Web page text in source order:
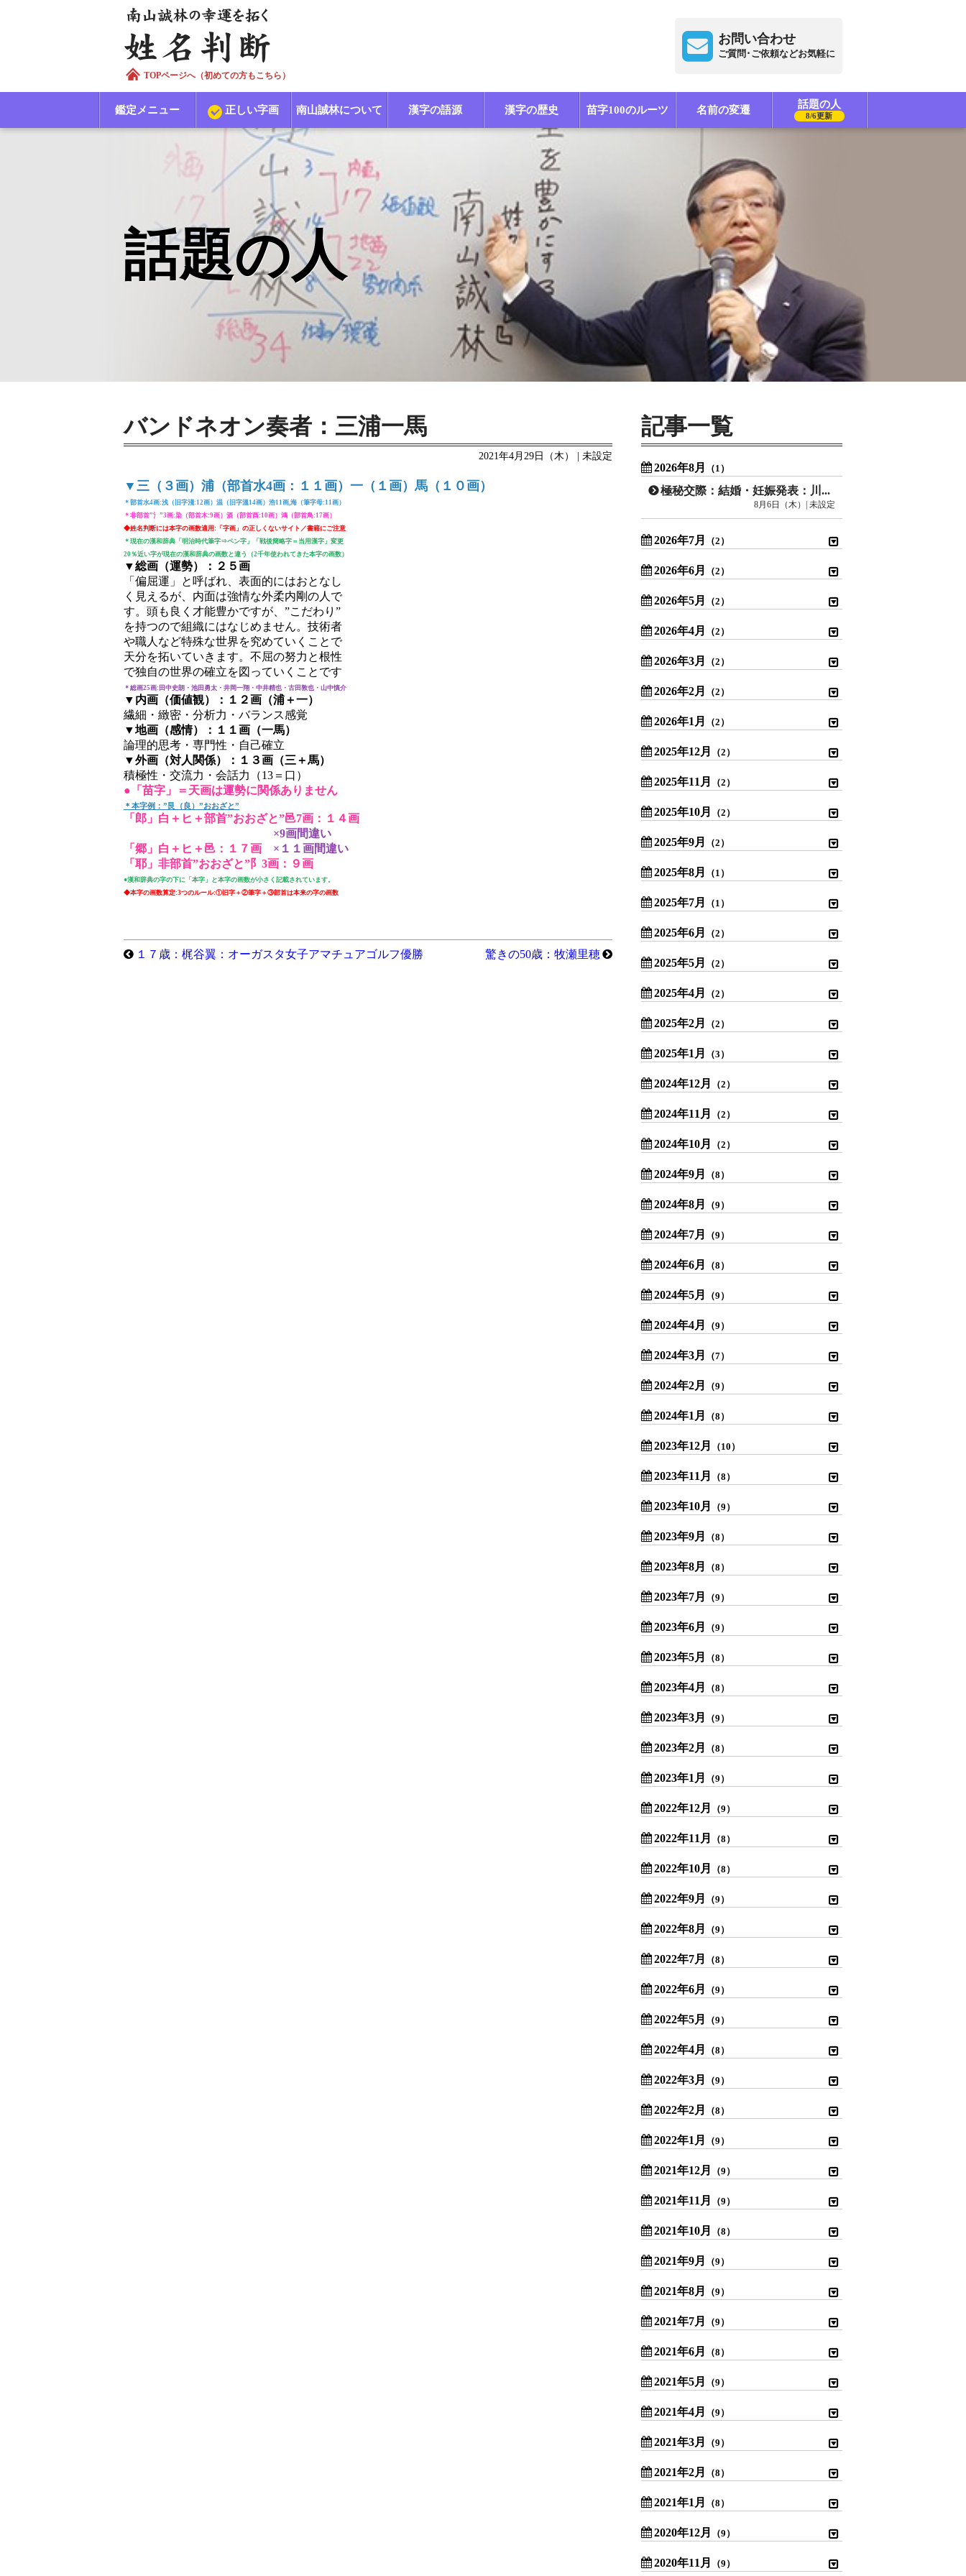
TOPページへ（初めての方もこちら）
お問い合わせ
ご質問･ご依頼などお気軽に
鑑定メニュー 正しい字画 南山誠林について 漢字の語源 漢字の歴史 苗字100のルーツ 名前の変遷 話題の人
8/6更新
話題の人
バンドネオン奏者：三浦一馬
2021年4月29日（木） | 未設定
▼三（３画）浦（部首水4画：１１画）一（１画）馬（１０画）
＊部首水4画:浅（旧字淺:12画）温（旧字溫14画）浩11画,海（筆字母:11画）
＊非部首”氵”3画:染（部首木:9画）酒（部首酉:10画）鴻（部首鳥:17画）
◆姓名判断には本字の画数適用:「字画」の正しくないサイト／書籍にご注意
＊現在の漢和辞典「明治時代筆字⇒ペン字」「戦後簡略字＝当用漢字」変更
20％近い字が現在の漢和辞典の画数と違う（2千年使われてきた本字の画数）
▼総画（運勢）：２５画
「偏屈運」と呼ばれ、表面的にはおとなし
く見えるが、内面は強情な外柔内剛の人で
す。頭も良く才能豊かですが、”こだわり”
を持つので組織にはなじめません。技術者
や職人など特殊な世界を究めていくことで
天分を拓いていきます。不屈の努力と根性
で独自の世界の確立を図っていくことです
＊総画25画:田中史朗・池田勇太・井岡一翔・中井精也・古田敦也・山中慎介
▼内画（価値観）：１２画（浦＋一）
繊細・緻密・分析力・バランス感覚
▼地画（感情）：１１画（一馬）
論理的思考・専門性・自己確立
▼外画（対人関係）：１３画（三＋馬）
積極性・交流力・会話力（13＝口）
●「苗字」＝天画は運勢に関係ありません
＊本字例：”艮（良）”おおざと”
「郎」白＋ヒ＋部首”おおざと”邑7画：１４画
×9画間違い
「郷」白＋ヒ＋邑：１７画
×１１画間違い
「耶」非部首”おおざと”阝3画：９画
●漢和辞典の字の下に「本字」と本字の画数が小さく記載されています。
◆本字の画数算定:3つのルール:①旧字＋②筆字＋③部首は本来の字の画数
１７歳：梶谷翼：オーガスタ女子アマチュアゴルフ優勝 驚きの50歳：牧瀬里穂
記事一覧
2026年8月 （1）
極秘交際：結婚・妊娠発表：川口春奈
8月6日（木）| 未設定
2026年7月 （2）
2026年6月 （2）
2026年5月 （2）
2026年4月 （2）
2026年3月 （2）
2026年2月 （2）
2026年1月 （2）
2025年12月 （2）
2025年11月 （2）
2025年10月 （2）
2025年9月 （2）
2025年8月 （1）
2025年7月 （1）
2025年6月 （2）
2025年5月 （2）
2025年4月 （2）
2025年2月 （2）
2025年1月 （3）
2024年12月 （2）
2024年11月 （2）
2024年10月 （2）
2024年9月 （8）
2024年8月 （9）
2024年7月 （9）
2024年6月 （8）
2024年5月 （9）
2024年4月 （9）
2024年3月 （7）
2024年2月 （9）
2024年1月 （8）
2023年12月 （10）
2023年11月 （8）
2023年10月 （9）
2023年9月 （8）
2023年8月 （8）
2023年7月 （9）
2023年6月 （9）
2023年5月 （8）
2023年4月 （8）
2023年3月 （9）
2023年2月 （8）
2023年1月 （9）
2022年12月 （9）
2022年11月 （8）
2022年10月 （8）
2022年9月 （9）
2022年8月 （9）
2022年7月 （8）
2022年6月 （9）
2022年5月 （9）
2022年4月 （8）
2022年3月 （9）
2022年2月 （8）
2022年1月 （9）
2021年12月 （9）
2021年11月 （9）
2021年10月 （8）
2021年9月 （9）
2021年8月 （9）
2021年7月 （9）
2021年6月 （8）
2021年5月 （9）
2021年4月 （9）
2021年3月 （9）
2021年2月 （8）
2021年1月 （8）
2020年12月 （9）
2020年11月 （9）